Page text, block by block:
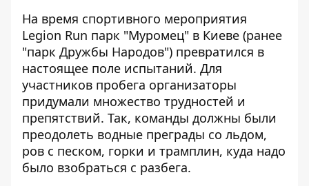
На время спортивного мероприятия
Legion Run парк "Муромец" в Киеве (ранее
"парк Дружбы Народов") превратился в
настоящее поле испытаний. Для
участников пробега организаторы
придумали множество трудностей и
препятствий. Так, команды должны были
преодолеть водные преграды со льдом,
ров с песком, горки и трамплин, куда надо
было взобраться с разбега.